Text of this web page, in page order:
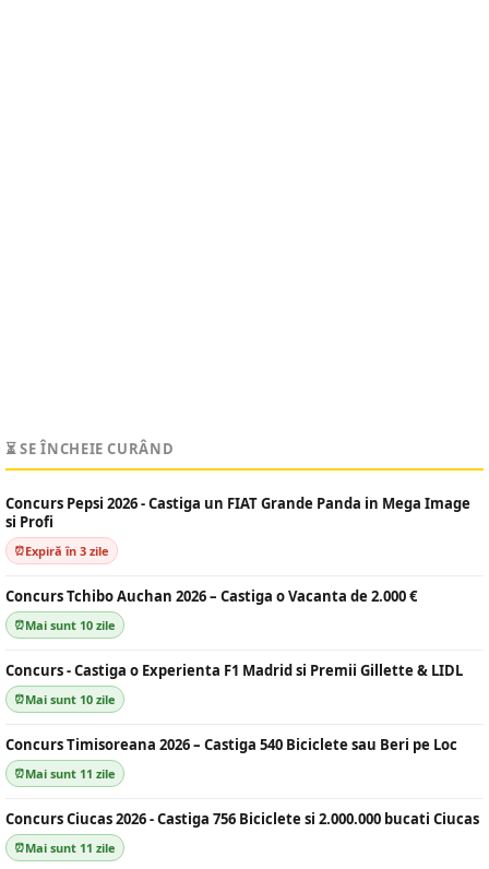
⏳ SE ÎNCHEIE CURÂND
Concurs Pepsi 2026 - Castiga un FIAT Grande Panda in Mega Image
si Profi
Expiră în 3 zile
Concurs Tchibo Auchan 2026 – Castiga o Vacanta de 2.000 €
Mai sunt 10 zile
Concurs - Castiga o Experienta F1 Madrid si Premii Gillette & LIDL
Mai sunt 10 zile
Concurs Timisoreana 2026 – Castiga 540 Biciclete sau Beri pe Loc
Mai sunt 11 zile
Concurs Ciucas 2026 - Castiga 756 Biciclete si 2.000.000 bucati Ciucas
Mai sunt 11 zile